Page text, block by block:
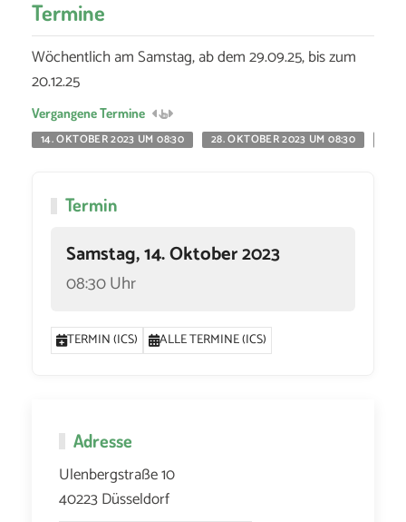
Termine
Wöchentlich am Samstag, ab dem 29.09.25, bis zum
20.12.25
Vergangene Termine
14. OKTOBER 2023 UM 08:30
28. OKTOBER 2023 UM 08:30
Termin
Samstag, 14. Oktober 2023
08:30 Uhr
TERMIN (ICS) ALLE TERMINE (ICS)
Adresse
Ulenbergstraße 10
40223 Düsseldorf